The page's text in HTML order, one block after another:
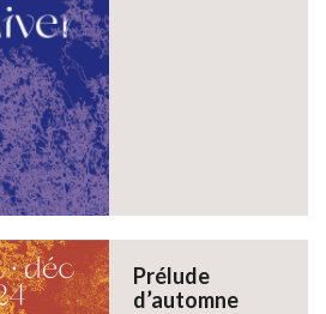
Prélude
d’automne